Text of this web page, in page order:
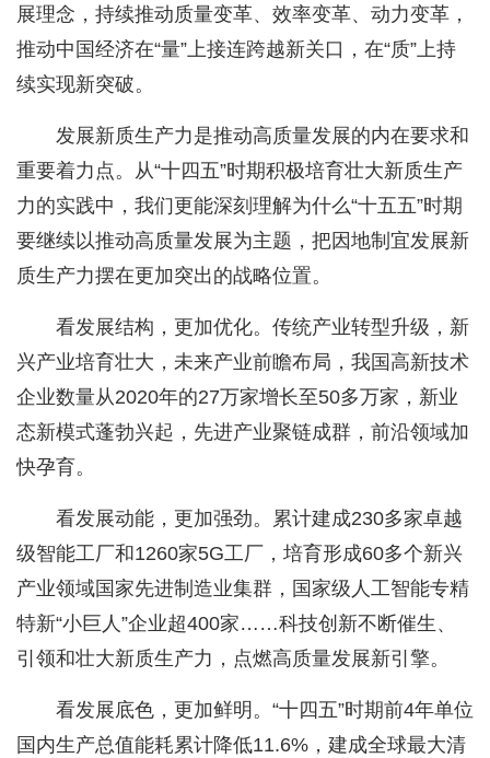
展理念，持续推动质量变革、效率变革、动力变革，
推动中国经济在“量”上接连跨越新关口，在“质”上持
续实现新突破。
发展新质生产力是推动高质量发展的内在要求和
重要着力点。从“十四五”时期积极培育壮大新质生产
力的实践中，我们更能深刻理解为什么“十五五”时期
要继续以推动高质量发展为主题，把因地制宜发展新
质生产力摆在更加突出的战略位置。
看发展结构，更加优化。传统产业转型升级，新
兴产业培育壮大，未来产业前瞻布局，我国高新技术
企业数量从2020年的27万家增长至50多万家，新业
态新模式蓬勃兴起，先进产业聚链成群，前沿领域加
快孕育。
看发展动能，更加强劲。累计建成230多家卓越
级智能工厂和1260家5G工厂，培育形成60多个新兴
产业领域国家先进制造业集群，国家级人工智能专精
特新“小巨人”企业超400家……科技创新不断催生、
引领和壮大新质生产力，点燃高质量发展新引擎。
看发展底色，更加鲜明。“十四五”时期前4年单位
国内生产总值能耗累计降低11.6%，建成全球最大清